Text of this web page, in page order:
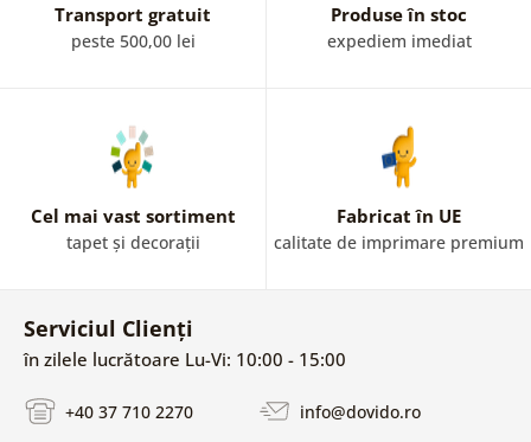
Transport gratuit
peste 500,00 lei
Produse în stoc
expediem imediat
Cel mai vast sortiment
tapet și decorații
Fabricat în UE
calitate de imprimare premium
Serviciul Clienți
în zilele lucrătoare Lu-Vi: 10:00 - 15:00
+40 37 710 2270 info@dovido.ro